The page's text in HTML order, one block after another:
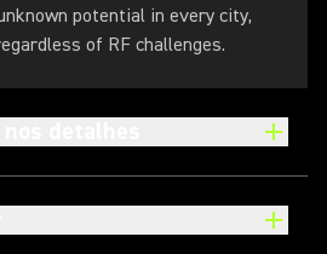
potential in every city,
of RF challenges.